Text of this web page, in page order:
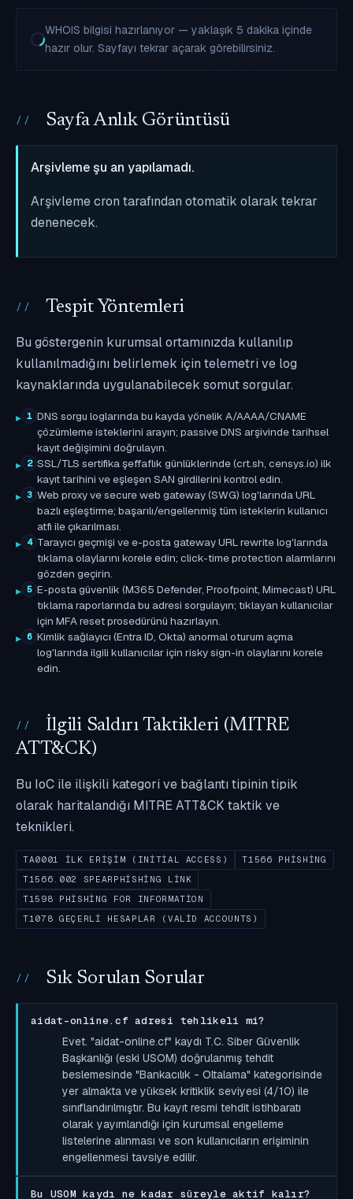
WHOIS bilgisi hazırlanıyor — yaklaşık 5 dakika içinde
hazır olur. Sayfayı tekrar açarak görebilirsiniz.
Sayfa Anlık Görüntüsü
Arşivleme şu an yapılamadı.
Arşivleme cron tarafından otomatik olarak tekrar
denenecek.
Tespit Yöntemleri
Bu göstergenin kurumsal ortamınızda kullanılıp
kullanılmadığını belirlemek için telemetri ve log
kaynaklarında uygulanabilecek somut sorgular.
1 DNS sorgu loglarında bu kayda yönelik A/AAAA/CNAME
çözümleme isteklerini arayın; passive DNS arşivinde tarihsel
kayıt değişimini doğrulayın.
2 SSL/TLS sertifika şeffaflık günlüklerinde (crt.sh, censys.io) ilk
kayıt tarihini ve eşleşen SAN girdilerini kontrol edin.
3 Web proxy ve secure web gateway (SWG) log'larında URL
bazlı eşleştirme; başarılı/engellenmiş tüm isteklerin kullanıcı
atfı ile çıkarılması.
4 Tarayıcı geçmişi ve e-posta gateway URL rewrite log'larında
tıklama olaylarını korele edin; click-time protection alarmlarını
gözden geçirin.
5 E-posta güvenlik (M365 Defender, Proofpoint, Mimecast) URL
tıklama raporlarında bu adresi sorgulayın; tıklayan kullanıcılar
için MFA reset prosedürünü hazırlayın.
6 Kimlik sağlayıcı (Entra ID, Okta) anormal oturum açma
log'larında ilgili kullanıcılar için risky sign-in olaylarını korele
edin.
İlgili Saldırı Taktikleri (MITRE
ATT&CK)
Bu IoC ile ilişkili kategori ve bağlantı tipinin tipik
olarak haritalandığı MITRE ATT&CK taktik ve
teknikleri.
TA0001 İLK ERIŞIM (INITIAL ACCESS)
T1566 PHISHING
T1566.002 SPEARPHISHING LINK
T1598 PHISHING FOR INFORMATION
T1078 GEÇERLI HESAPLAR (VALID ACCOUNTS)
Sık Sorulan Sorular
aidat-online.cf adresi tehlikeli mi?
Evet. "aidat-online.cf" kaydı T.C. Siber Güvenlik
Başkanlığı (eski USOM) doğrulanmış tehdit
beslemesinde "Bankacılık - Oltalama" kategorisinde
yer almakta ve yüksek kritiklik seviyesi (4/10) ile
sınıflandırılmıştır. Bu kayıt resmi tehdit istihbaratı
olarak yayımlandığı için kurumsal engelleme
listelerine alınması ve son kullanıcıların erişiminin
engellenmesi tavsiye edilir.
Bu USOM kaydı ne kadar süreyle aktif kalır?